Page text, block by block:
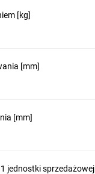
[kg]
[mm]
[mm]
1 jednostki sprzedażowej